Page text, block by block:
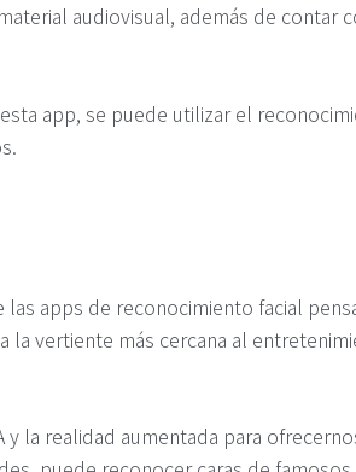
audiovisual, además de contar
app, se puede utilizar el
apps de reconocimiento facial
la vertiente más cercana al
y la realidad aumentada para